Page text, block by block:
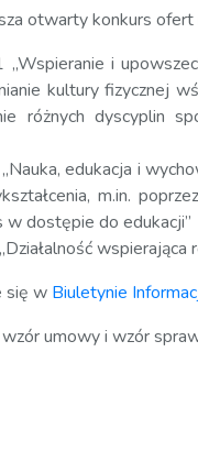
otwarty konkurs
i
kultury fizycznej
różnych dyscyplin
edukacja i
m.in.
dostępie do edukacji”
wspierająca
się w Biuletynie
umowy i wzór